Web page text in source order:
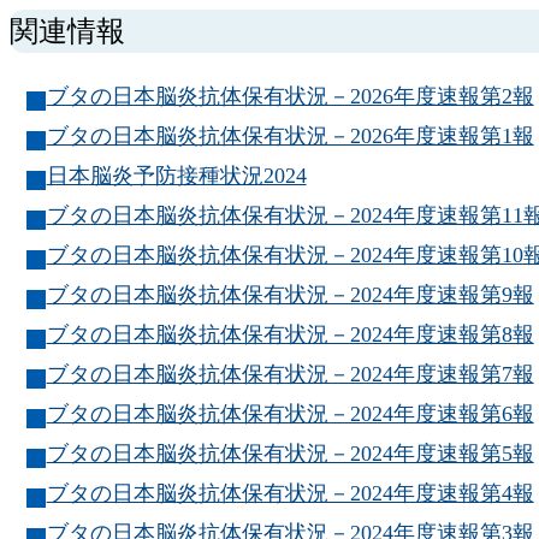
索
関連情報
ブタの日本脳炎抗体保有状況－2026年度速報第2報
ブタの日本脳炎抗体保有状況－2026年度速報第1報
日本脳炎予防接種状況2024
ブタの日本脳炎抗体保有状況－2024年度速報第11
ブタの日本脳炎抗体保有状況－2024年度速報第10
ブタの日本脳炎抗体保有状況－2024年度速報第9報
ブタの日本脳炎抗体保有状況－2024年度速報第8報
ブタの日本脳炎抗体保有状況－2024年度速報第7報
ブタの日本脳炎抗体保有状況－2024年度速報第6報
ブタの日本脳炎抗体保有状況－2024年度速報第5報
ブタの日本脳炎抗体保有状況－2024年度速報第4報
ブタの日本脳炎抗体保有状況－2024年度速報第3報